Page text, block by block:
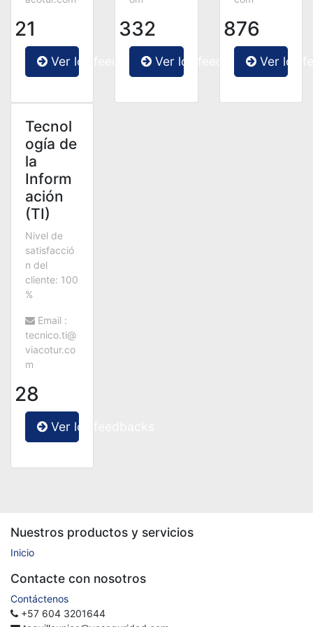
21
Ver los feedbacks
332
Ver los feedbacks
876
Ver los
Tecnol
ogía de
la
Inform
ación
(TI)
Nivel de
satisfacció
n del
cliente: 100
%
Email :
tecnico.ti@
viacotur.co
m
28
Ver los feedbacks
Nuestros productos y servicios
Inicio
Contacte con nosotros
Contáctenos
+57 604 3201644